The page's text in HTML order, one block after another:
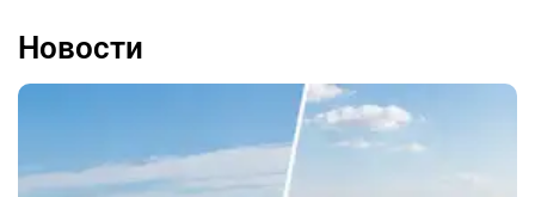
Новости